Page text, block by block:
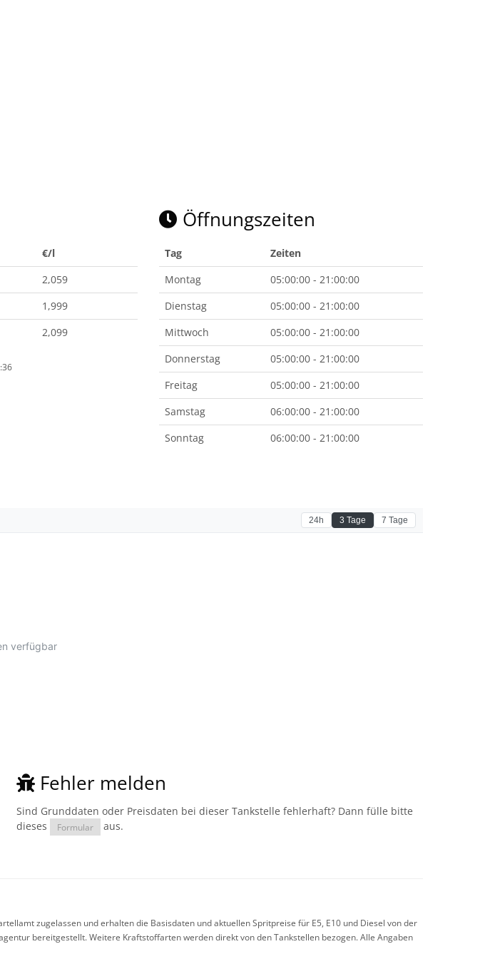
€/l
2,059
1,999
2,099
Öffnungszeiten
Tag
Zeiten
Montag
05:00:00 - 21:00:00
Dienstag
05:00:00 - 21:00:00
Mittwoch
05:00:00 - 21:00:00
Donnerstag
05:00:00 - 21:00:00
Freitag
05:00:00 - 21:00:00
Samstag
06:00:00 - 21:00:00
Sonntag
06:00:00 - 21:00:00
Fehler melden
Sind Grunddaten oder Preisdaten bei dieser Tankstelle fehlerhaft? Dann fülle bitte
dieses
Formular aus.
zugelassen und erhalten die Basisdaten und aktuellen Spritpreise für E5, E10 und Diesel von der
bereitgestellt. Weitere Kraftstoffarten werden direkt von den Tankstellen bezogen. Alle Angaben